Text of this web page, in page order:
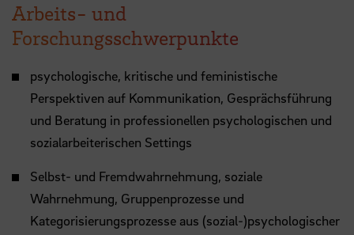
Arbeits- und
Forschungsschwerpunkte
psychologische, kritische und feministische
Perspektiven auf Kommunikation, Gesprächsführung
und Beratung in professionellen psychologischen und
sozialarbeiterischen Settings
Selbst- und Fremdwahrnehmung, soziale
Wahrnehmung, Gruppenprozesse und
Kategorisierungsprozesse aus (sozial-)psychologischer